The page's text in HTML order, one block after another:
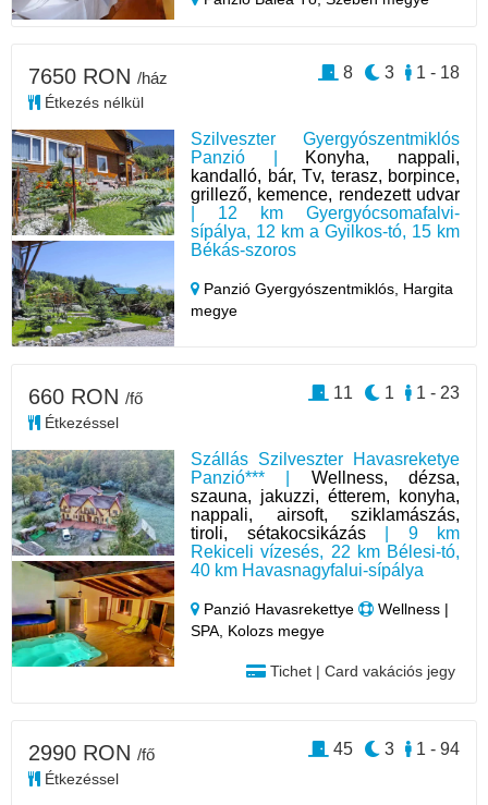
Szilveszter Gyergyószentmiklós
Panzió | Konyha, nappali,
kandalló, bár, Tv, terasz, borpince,
grillező, kemence, rendezett udvar
| 12 km Gyergyócsomafalvi-
sípálya, 12 km a Gyilkos-tó, 15 km
Békás-szoros
Panzió Gyergyószentmiklós, Hargita
megye
7650 RON /ház
Étkezés nélkül
1 - 18
3
8
Szállás Szilveszter Havasreketye
Panzió*** | Wellness, dézsa,
szauna, jakuzzi, étterem, konyha,
nappali, airsoft, sziklamászás,
tiroli, sétakocsikázás| 9 km
Rekiceli vízesés, 22 km Bélesi-tó,
40 km Havasnagyfalui-sípálya
Panzió Havasrekettye
Wellness |
SPA, Kolozs megye
Tichet | Card vakációs jegy
660 RON /fő
Étkezéssel
1 - 23
1
11
2990 RON /fő
Étkezéssel
1 - 94
3
45